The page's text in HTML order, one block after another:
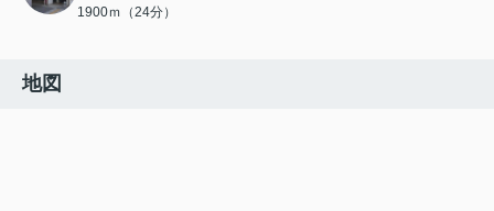
1900ｍ（24分）
地図